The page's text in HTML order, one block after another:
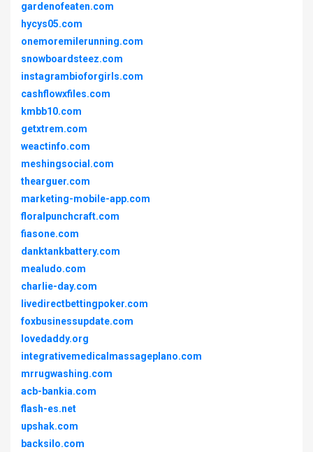
gardenofeaten.com
hycys05.com
onemoremilerunning.com
snowboardsteez.com
instagrambioforgirls.com
cashflowxfiles.com
kmbb10.com
getxtrem.com
weactinfo.com
meshingsocial.com
thearguer.com
marketing-mobile-app.com
floralpunchcraft.com
fiasone.com
danktankbattery.com
mealudo.com
charlie-day.com
livedirectbettingpoker.com
foxbusinessupdate.com
lovedaddy.org
integrativemedicalmassageplano.com
mrrugwashing.com
acb-bankia.com
flash-es.net
upshak.com
backsilo.com